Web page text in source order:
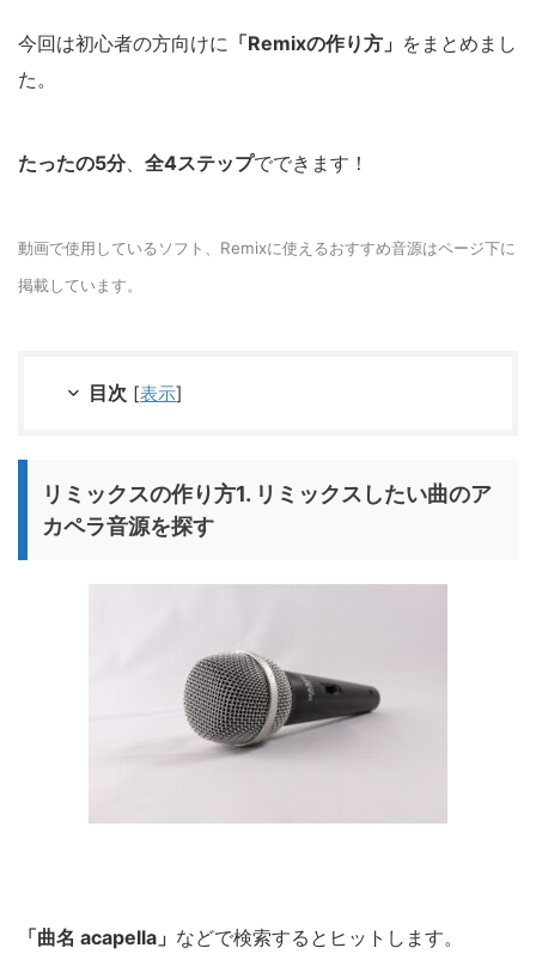
今回は初心者の方向けに 「Remixの作り方」 をまとめまし
た。
たったの5分、 全4ステップでできます！
動画で使用しているソフト、Remixに使えるおすすめ音源はページ下に
掲載しています。
目次 [表示]
リミックスの作り方1. リミックスしたい曲のア
カペラ音源を探す
「曲名 acapella」 などで検索するとヒットします。